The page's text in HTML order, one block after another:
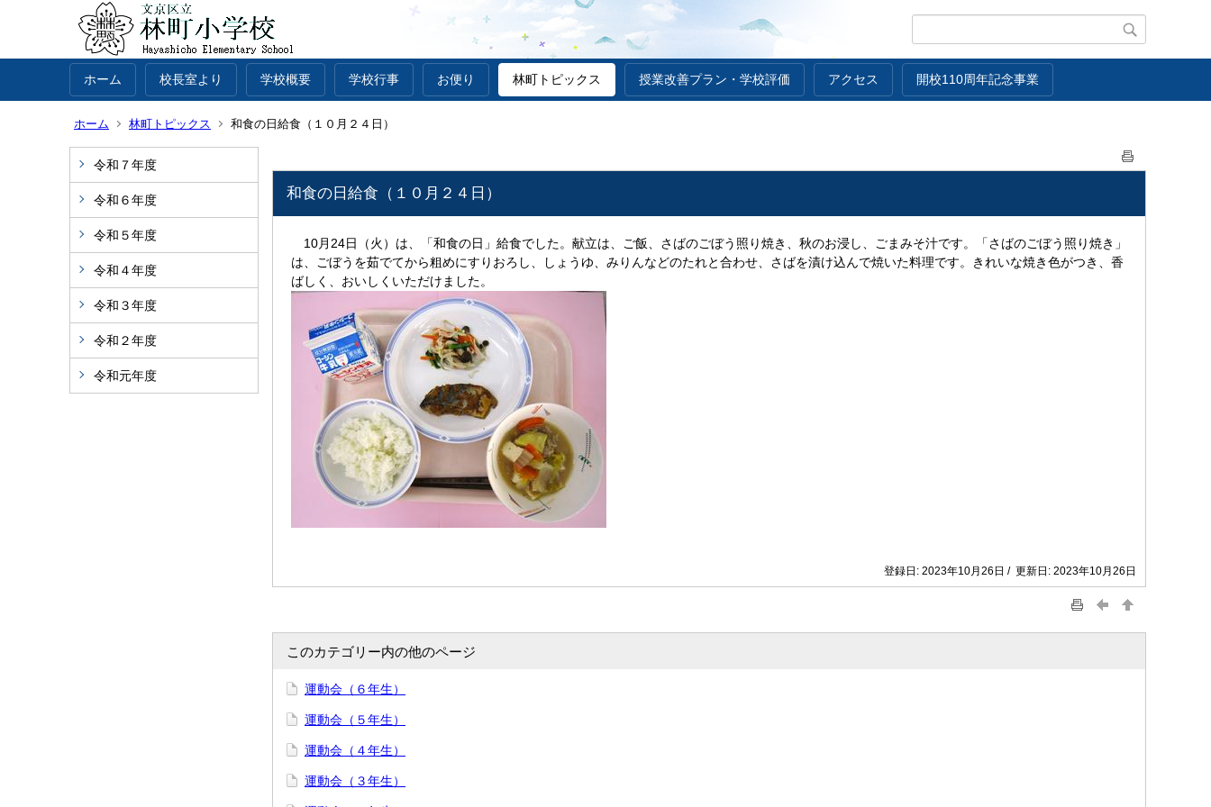
ホーム 校長室より 学校概要 学校行事 お便り 林町トピックス 授業改善プラン・学校評価 アクセス 開校110周年記念事業
ホーム 林町トピックス 和食の日給食（１０月２４日）
令和７年度
令和６年度
令和５年度
令和４年度
令和３年度
令和２年度
令和元年度
和食の日給食（１０月２４日）
10月24日（火）は、「和食の日」給食でした。献立は、ご飯、さばのごぼう照り焼き、秋のお浸し、ごまみそ汁です。「さばのごぼう照り焼き」
は、ごぼうを茹でてから粗めにすりおろし、しょうゆ、みりんなどのたれと合わせ、さばを漬け込んで焼いた料理です。きれいな焼き色がつき、香
ばしく、おいしくいただけました。
登録日: 2023年10月26日 / 更新日: 2023年10月26日
このカテゴリー内の他のページ
運動会（６年生）
運動会（５年生）
運動会（４年生）
運動会（３年生）